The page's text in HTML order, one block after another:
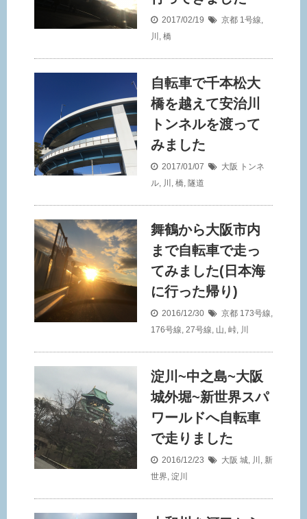
2017/02/19 京都 1号線,
川 , 橋
自転車で千本松大
橋を越えて安治川
トンネルを渡って
みました
2017/01/07 大阪
トンネ
ル, 川 , 橋, 隧道
舞鶴から大阪市内
まで自転車で走っ
てみました(日本海
に行った帰り)
2016/12/30 京都 173号線,
176号線, 27号線, 山, 峠, 川
淀川~中之島~大阪
城外堀~新世界スパ
ワールドへ自転車
で走りました
2016/12/23 大阪 城, 川 , 新
世界, 淀川